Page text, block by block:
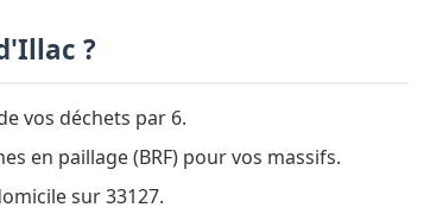
?
vos déchets par 6.
en paillage (BRF) pour vos massifs.
sur 33127.